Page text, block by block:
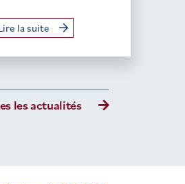
la suite
les actualités